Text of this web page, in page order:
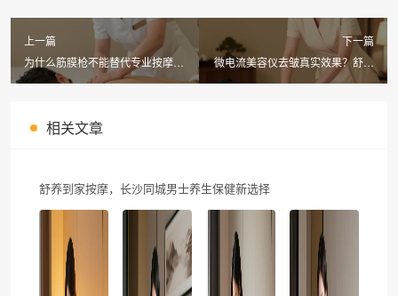
上一篇
为什么筋膜枪不能替代专业按摩？
舒养到家按摩上门SPA全解析
下一篇
微电流美容仪去皱真实效果？舒养
到家按摩半年度使用报告
相关文章
舒养到家按摩，长沙同城男士养生保健新选择